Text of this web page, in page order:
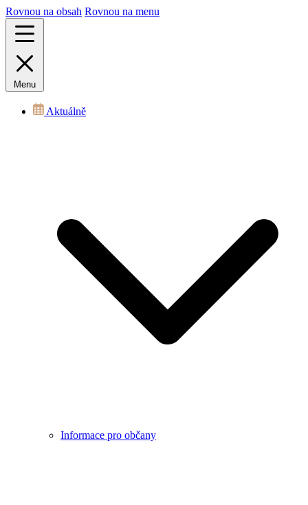
Rovnou na obsah Rovnou na menu
Menu
Aktuálně
Informace pro občany